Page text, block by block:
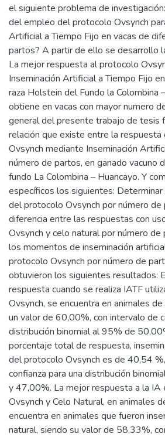
el siguiente problema de
del empleo del protocolo Ovsynch
Artificial a Tiempo Fijo en vacas de
partos? A partir de ello se desarrollo
La mejor respuesta al protocolo
Inseminación Artificial a Tiempo Fijo
raza Holstein del Fundo la Colombina
obtiene en vacas con mayor numero
general del presente trabajo de tesis
relación que existe entre la
Ovsynch mediante Inseminación
número de partos, en ganado vacuno
fundo La Colombina – Huancayo. Y
específicos los siguientes:
del protocolo Ovsynch por número de
diferencia entre las respuestas con
Ovsynch y celo natural por número
los momentos de inseminación
protocolo Ovsynch por número de
obtuvieron los siguientes resultados:
respuesta cuando se realiza IATF
Ovsynch, se encuentra en animales
un valor de 60,00%, con intervalo de
distribución binomial al 95% de
porcentaje total de respuesta,
del protocolo Ovsynch es de 40,54
confianza para una distribución
y 47,00%. La mejor respuesta a la
Ovsynch y Celo Natural, en animales
encuentra en animales que fueron
natural, siendo su valor de 58,33%,